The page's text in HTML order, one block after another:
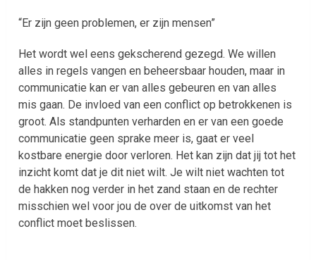
“Er zijn geen problemen, er zijn mensen”
Het wordt wel eens gekscherend gezegd. We willen
alles in regels vangen en beheersbaar houden, maar in
communicatie kan er van alles gebeuren en van alles
mis gaan. De invloed van een conflict op betrokkenen is
groot. Als standpunten verharden en er van een goede
communicatie geen sprake meer is, gaat er veel
kostbare energie door verloren. Het kan zijn dat jij tot het
inzicht komt dat je dit niet wilt. Je wilt niet wachten tot
de hakken nog verder in het zand staan en de rechter
misschien wel voor jou de over de uitkomst van het
conflict moet beslissen.